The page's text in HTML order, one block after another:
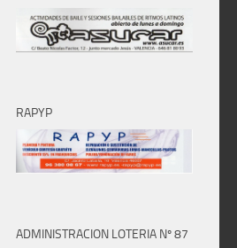
RAPYP
ADMINISTRACION LOTERIA Nº 87